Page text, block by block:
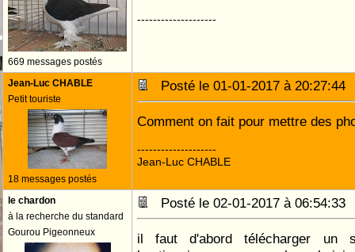
669 messages postés
--------------------
Jean-Luc CHABLE
Petit touriste
18 messages postés
Posté le 01-01-2017 à
Comment on fait pour mettre des
--------------------
Jean-Luc CHABLE
le chardon
à la recherche du standard
Gourou Pigeonneux
Posté le 02-01-2017 à
il faut d'abord télécharger un